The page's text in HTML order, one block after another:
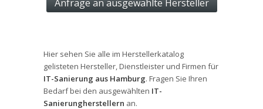
Hier sehen Sie alle im Herstellerkatalog
gelisteten Hersteller, Dienstleister und Firmen für
IT-Sanierung aus Hamburg. Fragen Sie Ihren
Bedarf bei den ausgewählten IT-
Sanierungherstellern an.